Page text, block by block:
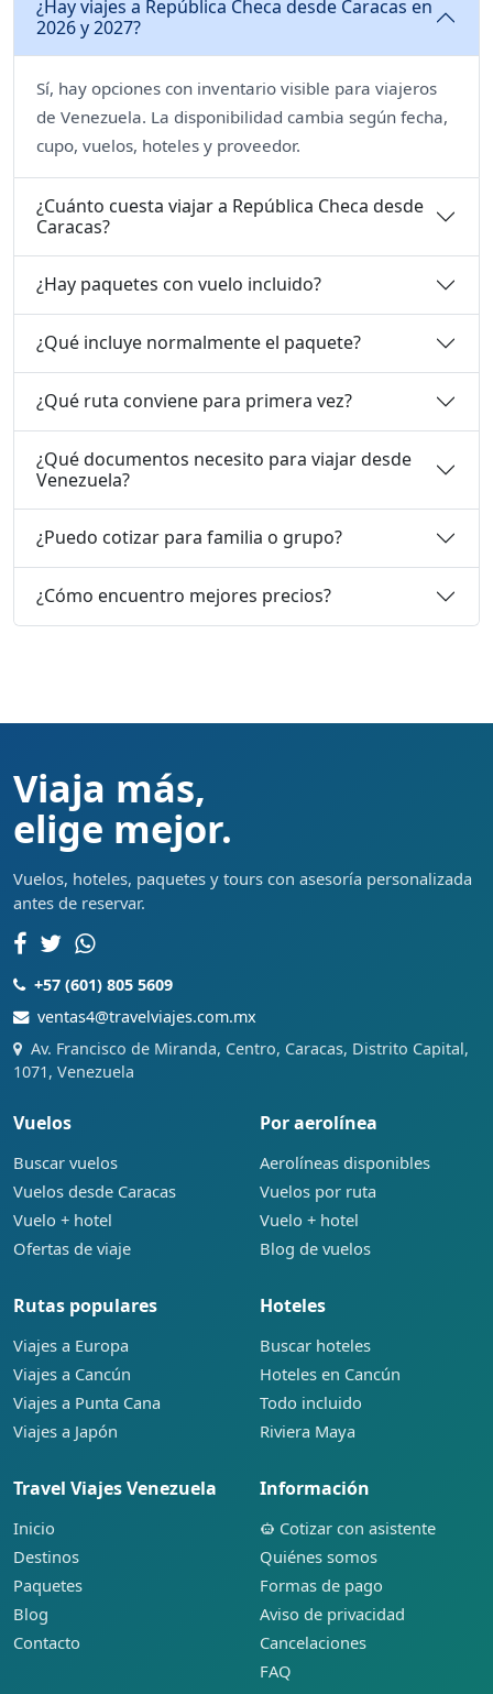
¿Hay viajes a República Checa desde Caracas en
2026 y 2027?
Sí, hay opciones con inventario visible para viajeros
de Venezuela. La disponibilidad cambia según fecha,
cupo, vuelos, hoteles y proveedor.
¿Cuánto cuesta viajar a República Checa desde
Caracas?
¿Hay paquetes con vuelo incluido?
¿Qué incluye normalmente el paquete?
¿Qué ruta conviene para primera vez?
¿Qué documentos necesito para viajar desde
Venezuela?
¿Puedo cotizar para familia o grupo?
¿Cómo encuentro mejores precios?
Viaja más,
elige mejor.
Vuelos, hoteles, paquetes y tours con asesoría personalizada
antes de reservar.
+57 (601) 805 5609
ventas4@travelviajes.com.mx
Av. Francisco de Miranda, Centro, Caracas, Distrito Capital,
1071, Venezuela
Vuelos
Buscar vuelos
Vuelos desde Caracas
Vuelo + hotel
Ofertas de viaje
Por aerolínea
Aerolíneas disponibles
Vuelos por ruta
Vuelo + hotel
Blog de vuelos
Rutas populares
Viajes a Europa
Viajes a Cancún
Viajes a Punta Cana
Viajes a Japón
Hoteles
Buscar hoteles
Hoteles en Cancún
Todo incluido
Riviera Maya
Travel Viajes Venezuela
Inicio
Destinos
Paquetes
Blog
Contacto
Información
Cotizar con asistente
Quiénes somos
Formas de pago
Aviso de privacidad
Cancelaciones
FAQ